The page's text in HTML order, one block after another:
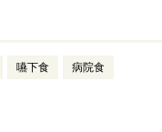
嚥下食 病院食